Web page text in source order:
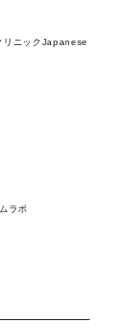
リニックJapanese
ラボ